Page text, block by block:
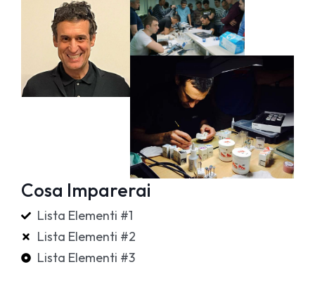
Cosa Imparerai
Lista Elementi #1
Lista Elementi #2
Lista Elementi #3